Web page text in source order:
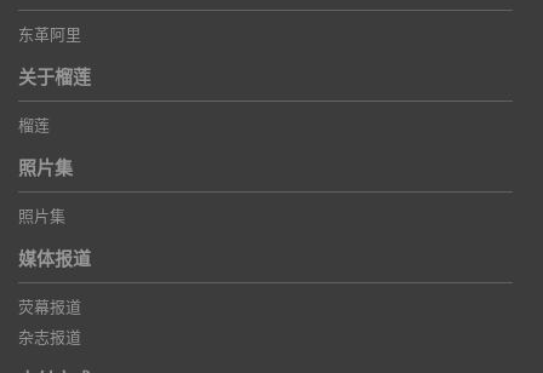
东革阿里
关于榴莲
榴莲
照片集
照片集
媒体报道
荧幕报道
杂志报道